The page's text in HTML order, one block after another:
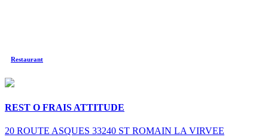
Restaurant
REST O FRAIS ATTITUDE
20 ROUTE ASQUES 33240 ST ROMAIN LA VIRVEE